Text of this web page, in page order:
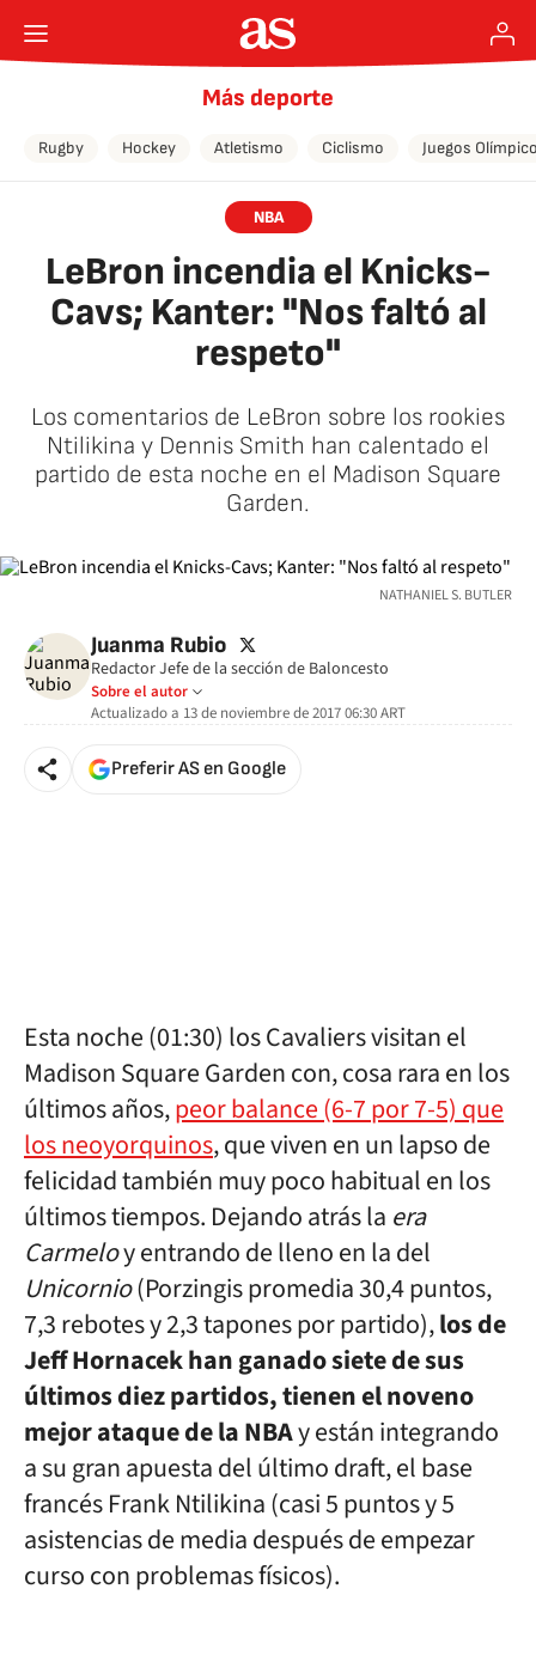
Más deporte
Rugby Hockey Atletismo Ciclismo Juegos
NBA
LeBron incendia el Knicks-
Cavs; Kanter: "Nos faltó al
respeto"
Los comentarios de LeBron sobre los rookies
Ntilikina y Dennis Smith han calentado el
partido de esta noche en el Madison Square
Garden.
NATHANIEL S. BUTLER
Juanma Rubio twitter
Redactor Jefe de la sección de Baloncesto
Sobre el autor
Actualizado a 13 de noviembre de 2017 06:30ART
Preferir AS en Google
Esta noche (01:30) los Cavaliers visitan el
Madison Square Garden con, cosa rara en los
últimos años,peor balance (6-7 por 7-5) que
los neoyorquinos, que viven en un lapso de
felicidad también muy poco habitual en los
últimos tiempos. Dejando atrás la era
Carmeloy entrando de lleno en la del
Unicornio(Porzingis promedia 30,4 puntos,
7,3 rebotes y 2,3 tapones por partido),los de
Jeff Hornacek han ganado siete de sus
últimos diez partidos, tienen el noveno
mejor ataque de la NBAy están integrando
a su gran apuesta del último draft, el base
francés Frank Ntilikina (casi 5 puntos y 5
asistencias de media después de empezar
curso con problemas físicos).